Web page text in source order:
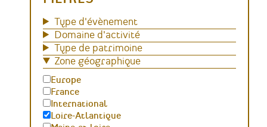
Type d'évènement
Domaine d'activité
Type de patrimoine
Zone géographique
Europe
France
International
Loire-Atlantique